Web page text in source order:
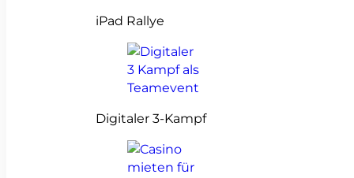
iPad Rallye
Digitaler 3-Kampf